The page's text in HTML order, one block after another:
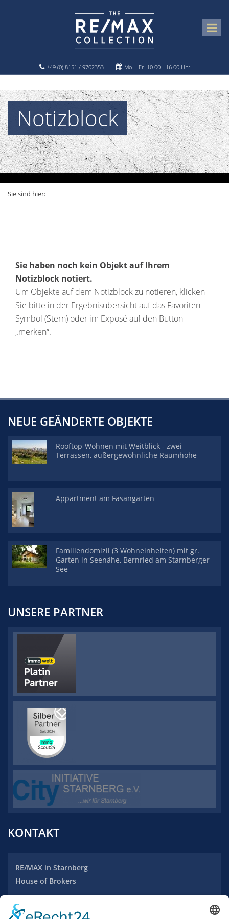
+49 (0) 8151 / 9702353 Mo. - Fr. 10.00 - 16.00 Uhr
Notizblock
Sie sind hier:
Sie haben noch kein Objekt auf Ihrem
Notizblock notiert.
Um Objekte auf dem Notizblock zu notieren, klicken
Sie bitte in der Ergebnisübersicht auf das Favoriten-
Symbol (Stern) oder im Exposé auf den Button
„merken“.
NEUE GEÄNDERTE OBJEKTE
Rooftop-Wohnen mit Weitblick - zwei
Terrassen, außergewöhnliche Raumhöhe
Appartment am Fasangarten
Familiendomizil (3 Wohneinheiten) mit gr.
Garten in Seenähe, Bernried am Starnberger
See
UNSERE PARTNER
KONTAKT
RE/MAX in Starnberg
House of Brokers
Maximilianstraße 20